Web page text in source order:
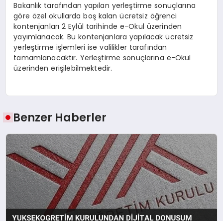
Bakanlık tarafından yapılan yerleştirme sonuçlarına
göre özel okullarda boş kalan ücretsiz öğrenci
kontenjanları 2 Eylül tarihinde e-Okul üzerinden
yayımlanacak. Bu kontenjanlara yapılacak ücretsiz
yerleştirme işlemleri ise valilikler tarafından
tamamlanacaktır. Yerleştirme sonuçlarına e-Okul
üzerinden erişilebilmektedir.
Benzer Haberler